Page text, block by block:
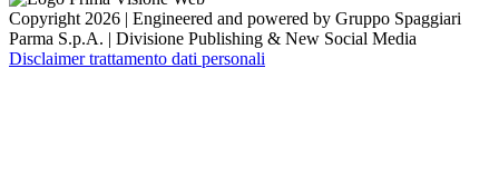
Copyright 2026 | Engineered and powered by Gruppo Spaggiari
Parma S.p.A. | Divisione Publishing & New Social Media
Disclaimer trattamento dati personali